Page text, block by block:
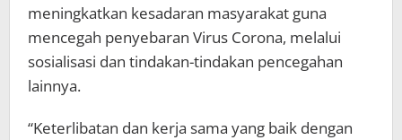
meningkatkan kesadaran masyarakat guna
mencegah penyebaran Virus Corona, melalui
sosialisasi dan tindakan-tindakan pencegahan
lainnya.
“Keterlibatan dan kerja sama yang baik dengan